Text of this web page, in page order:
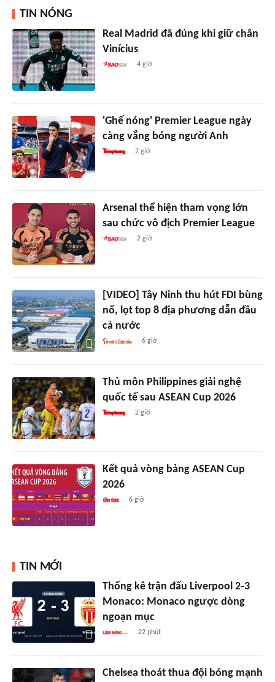
TIN NÓNG
Real Madrid đã đúng khi giữ chân
Vinícius
4 giờ
'Ghế nóng' Premier League ngày
càng vắng bóng người Anh
2 giờ
Arsenal thể hiện tham vọng lớn
sau chức vô địch Premier League
2 giờ
[VIDEO] Tây Ninh thu hút FDI bùng
nổ, lọt top 8 địa phương dẫn đầu
cả nước
6 giờ
Thủ môn Philippines giải nghệ
quốc tế sau ASEAN Cup 2026
2 giờ
Kết quả vòng bảng ASEAN Cup
2026
6 giờ
TIN MỚI
Thống kê trận đấu Liverpool 2-3
Monaco: Monaco ngược dòng
ngoạn mục
22 phút
Chelsea thoát thua đội bóng mạnh